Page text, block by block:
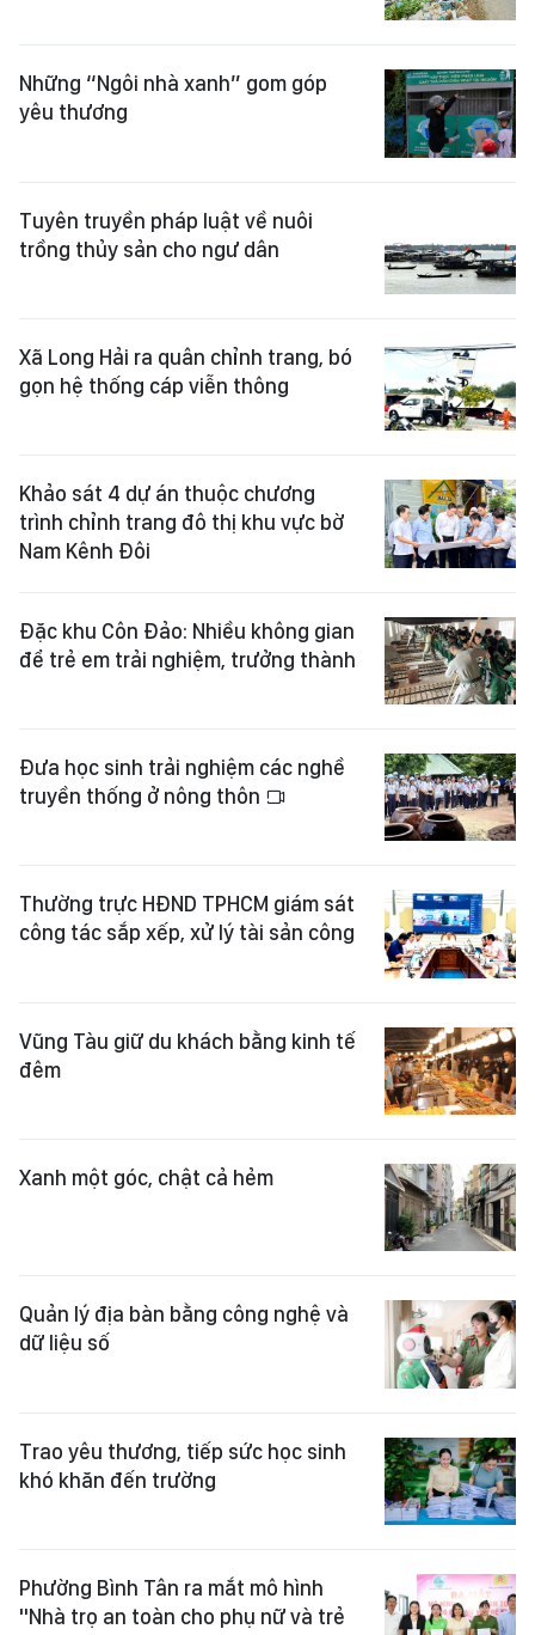
Những “Ngôi nhà xanh” gom góp
yêu thương
Tuyên truyền pháp luật về nuôi
trồng thủy sản cho ngư dân
Xã Long Hải ra quân chỉnh trang, bó
gọn hệ thống cáp viễn thông
Khảo sát 4 dự án thuộc chương
trình chỉnh trang đô thị khu vực bờ
Nam Kênh Đôi
Đặc khu Côn Đảo: Nhiều không gian
để trẻ em trải nghiệm, trưởng thành
Đưa học sinh trải nghiệm các nghề
truyền thống ở nông thôn
Thường trực HĐND TPHCM giám sát
công tác sắp xếp, xử lý tài sản công
Vũng Tàu giữ du khách bằng kinh tế
đêm
Xanh một góc, chật cả hẻm
Quản lý địa bàn bằng công nghệ và
dữ liệu số
Trao yêu thương, tiếp sức học sinh
khó khăn đến trường
Phường Bình Tân ra mắt mô hình
"Nhà trọ an toàn cho phụ nữ và trẻ